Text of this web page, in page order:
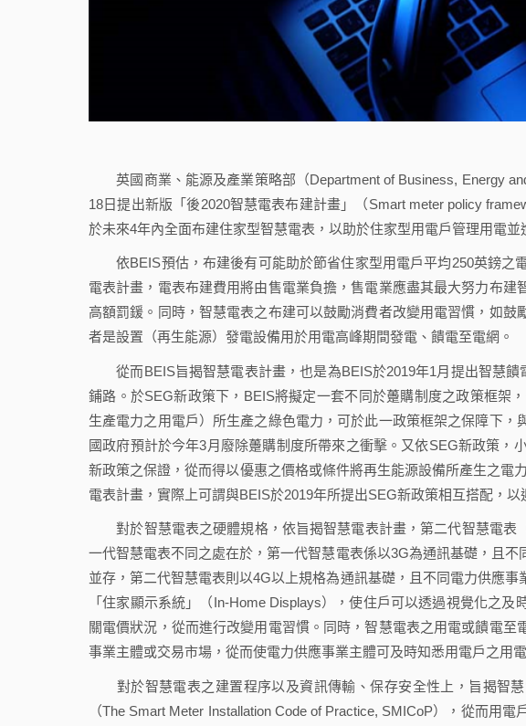
英國商業、能源及產業策略部（Department of Business, Energy
18日提出新版「後2020智慧電表布建計畫」（Smart meter policy
於未來4年內全面布建住家型智慧電表，以助於住家型用電戶管理用電並
依BEIS預估，布建後有可能助於節省住家型用電戶平均250英鎊之
電表計畫，電表布建費用將由售電業負擔，售電業應盡其最大努力布
高額罰鍰。同時，智慧電表之布建可以鼓勵消費者改變用電習慣，如
者是設置（再生能源）發電設備用於用電高峰期間發電、饋電至電網。
從而BEIS旨揭智慧電表計畫，也是為BEIS於2019年1月提出智慧饋
鋪路。於SEG新政策下，BEIS將擬定一套不同於躉購制度之政策框架
生產電力之用電戶）所生產之綠色電力，可於此一政策框架之保障下
國政府預計於今年3月廢除躉購制度所帶來之衝擊。又依SEG新政策，
新政策之保證，從而得以優惠之價格或條件將再生能源設備所產生之電
電表計畫，實際上可謂與BEIS於2019年所提出SEG新政策相互搭配，以
對於智慧電表之硬體規格，依旨揭智慧電表計畫，第二代智慧電表
一代智慧電表不同之處在於，第一代智慧電表係以3G為通訊基礎，且
並存，第二代智慧電表則以4G以上規格為通訊基礎，且不同電力供應
「住家顯示系統」（In-Home Displays），使住戶可以透過視覺化之
關電價狀況，從而進行改變用電習慣。同時，智慧電表之用電或饋電
事業主體或交易市場，從而使電力供應事業主體可及時知悉用電戶之用
對於智慧電表之建置程序以及資訊傳輸、保存安全性上，旨揭智
（The Smart Meter Installation Code of Practice, SMICoP），從而用